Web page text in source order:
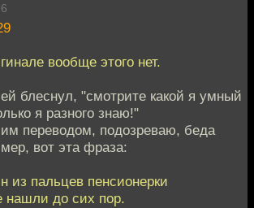
вообще этого нет.
блеснул, "смотрите какой я умный
я разного знаю!"
переводом, подозреваю, беда
вот эта фраза:
из пальцев пенсионерки
нашли до сих пор.